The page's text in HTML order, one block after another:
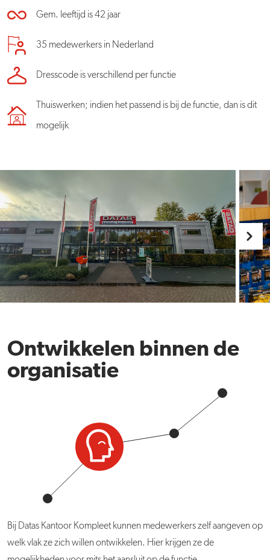
Gem. leeftijd is 42 jaar
35 medewerkers in Nederland
Dresscode is verschillend per functie
Thuiswerken; indien het passend is bij de functie, dan is dit
mogelijk
Ontwikkelen binnen de
organisatie
Bij Datas Kantoor Kompleet kunnen medewerkers zelf aangeven op
welk vlak ze zich willen ontwikkelen. Hier krijgen ze de